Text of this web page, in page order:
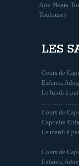
Arte Negra
Toulouse)
LES
Cours de
Enfants,
Le lundi à
Cours de
Capoeira
Le mardi à
Cours de
Enfants,